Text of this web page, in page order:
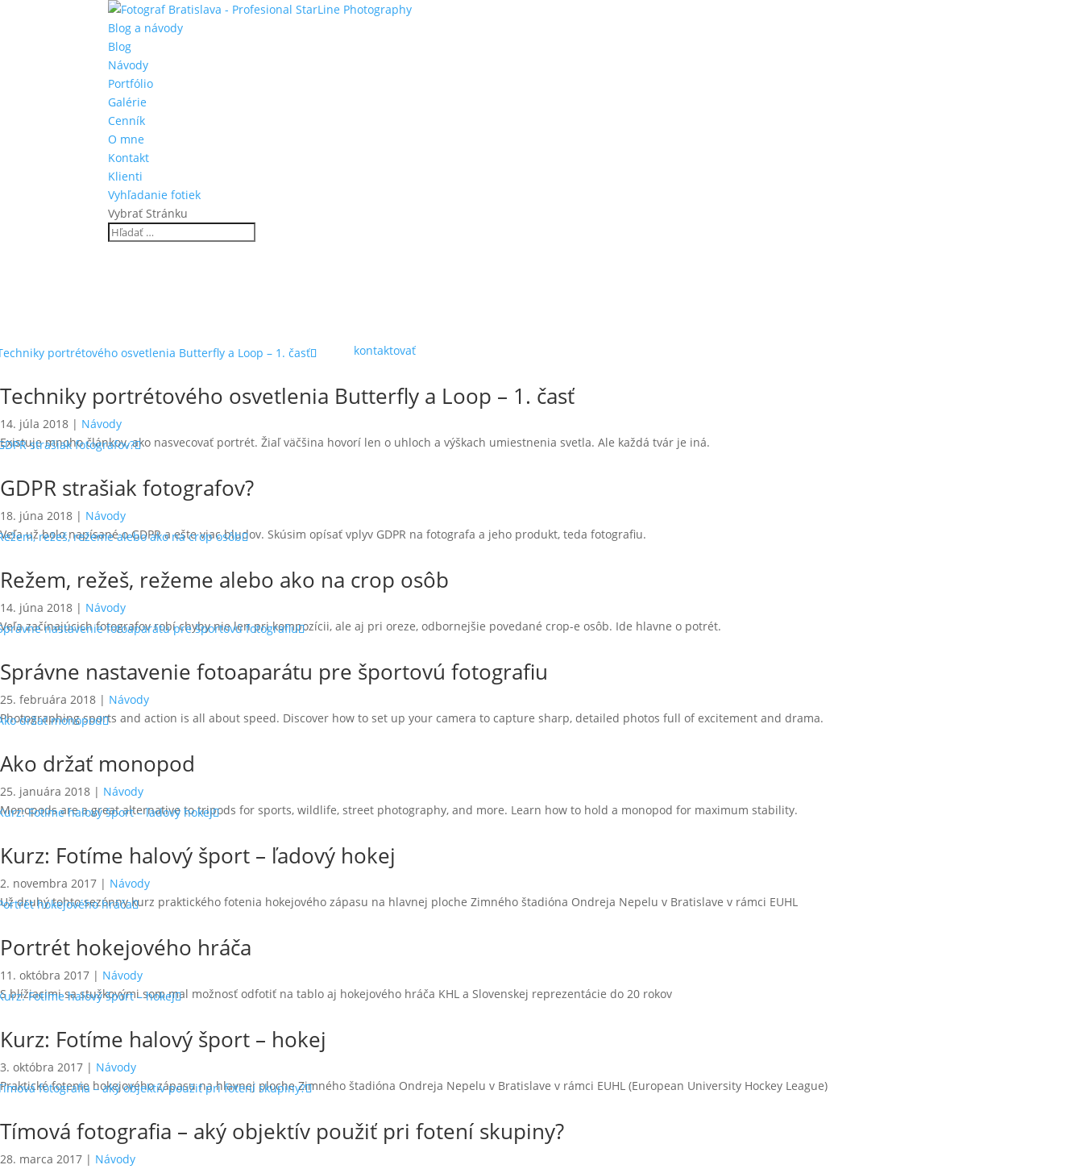
Blog a návody
Blog
Návody
Portfólio
Galérie
Cenník
O mne
Kontakt
Klienti
Vyhľadanie fotiek
Vybrať Stránku
na fotografovanie, alebo chcete využiť moje služby, neváhajte ma kontaktovať
Techniky portrétového osvetlenia Butterfly a Loop – 1. časť
14. júla 2018 | Návody
Existuje mnoho článkov, ako nasvecovať portrét. Žiaľ väčšina hovorí len o uhloch a výškach umiestnenia svetla. Ale každá tvár je iná.
GDPR strašiak fotografov?
18. júna 2018 | Návody
Veľa už bolo napísané o GDPR a ešte viac bludov. Skúsim opísať vplyv GDPR na fotografa a jeho produkt, teda fotografiu.
Režem, režeš, režeme alebo ako na crop osôb
14. júna 2018 | Návody
Veľa začínajúcich fotografov robí chyby nie len pri kompozícii, ale aj pri oreze, odbornejšie povedané crop-e osôb. Ide hlavne o potrét.
Správne nastavenie fotoaparátu pre športovú fotografiu
25. februára 2018 | Návody
Photographing sports and action is all about speed. Discover how to set up your camera to capture sharp, detailed photos full of excitement and drama.
Ako držať monopod
25. januára 2018 | Návody
Monopods are a great alternative to tripods for sports, wildlife, street photography, and more. Learn how to hold a monopod for maximum stability.
Kurz: Fotíme halový šport – ľadový hokej
2. novembra 2017 | Návody
Už druhý tohto sezónny kurz praktického fotenia hokejového zápasu na hlavnej ploche Zimného štadióna Ondreja Nepelu v Bratislave v rámci EUHL
Portrét hokejového hráča
11. októbra 2017 | Návody
S blížiacimi sa stužkovými som mal možnosť odfotiť na tablo aj hokejového hráča KHL a Slovenskej reprezentácie do 20 rokov
Kurz: Fotíme halový šport – hokej
3. októbra 2017 | Návody
Praktické fotenie hokejového zápasu na hlavnej ploche Zimného štadióna Ondreja Nepelu v Bratislave v rámci EUHL (European University Hockey League)
Tímová fotografia – aký objektív použiť pri fotení skupiny?
28. marca 2017 | Návody